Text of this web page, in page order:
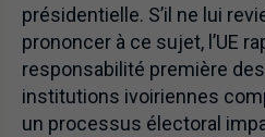
présidentielle. S’il ne lui
prononcer à ce sujet, l’UE
responsabilité première
institutions ivoiriennes
un processus électoral